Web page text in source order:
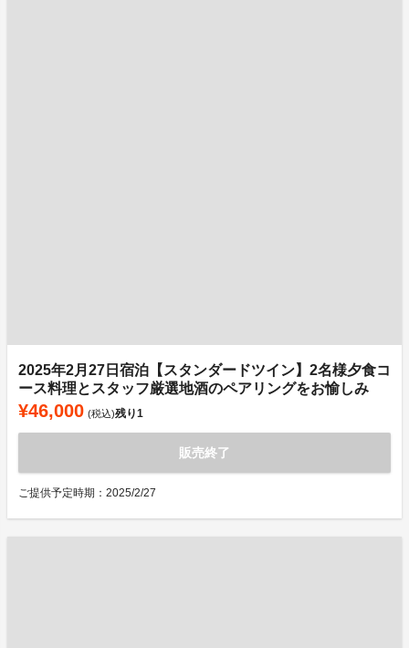
2025年2月27日宿泊【スタンダードツイン】2名様夕食コ
ース料理とスタッフ厳選地酒のペアリングをお愉しみ
¥46,000 (税込)残り1
販売終了
ご提供予定時期：2025/2/27